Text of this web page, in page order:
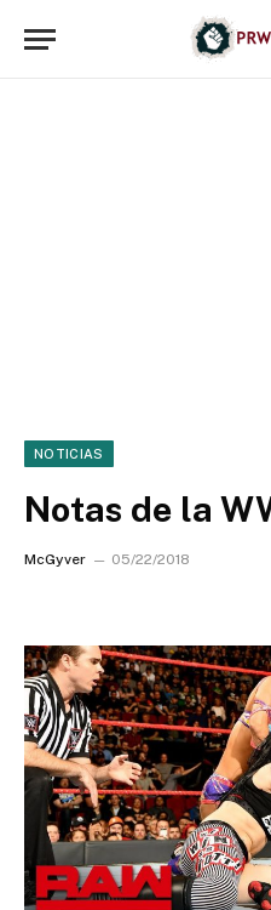
NOTICIAS
Notas de la
McGyver 05/22/2018